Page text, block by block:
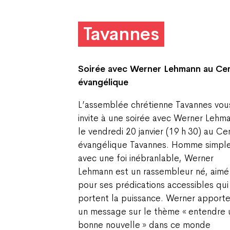
Tavannes
Soirée avec Werner Lehmann au
évangélique
L’assemblée chrétienne Tavannes
invite à une soirée avec Werner
le vendredi 20 janvier (19 h 30) au
évangélique Tavannes. Homme
avec une foi inébranlable, Werner
Lehmann est un rassembleur né, aimé
pour ses prédications accessibles qui
portent la puissance. Werner
un message sur le thème « entendre
bonne nouvelle » dans ce monde